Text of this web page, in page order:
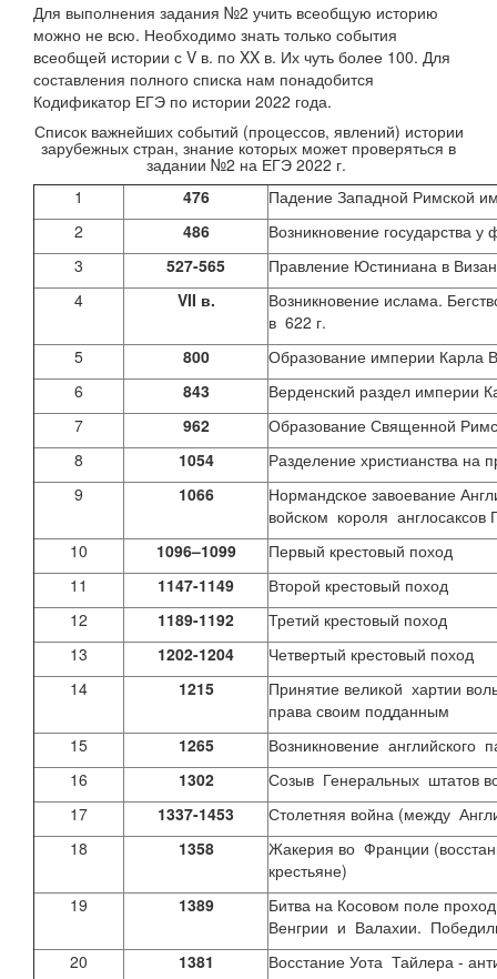
Для выполнения задания №2 учить всеобщую историю
можно не всю. Необходимо знать только события
всеобщей истории с V в. по XX в. Их чуть более 100. Для
составления полного списка нам понадобится
Кодификатор ЕГЭ по истории 2022 года.
Список важнейших событий (процессов, явлений) истории
зарубежных стран, знание которых может проверяться в
задании №2 на ЕГЭ 2022 г.
1
476
Падение Западной Римской
2
486
Возникновение государства у
3
527-565
Правление Юстиниана в
4
VII в.
Возникновение ислама.
в 622 г.
5
800
Образование империи Карла
6
843
Верденский раздел империи
7
962
Образование Священной
8
1054
Разделение христианства на
9
1066
Нормандское завоевание
войском короля
10
1096–1099
Первый крестовый поход
11
1147-1149
Второй крестовый поход
12
1189-1192
Третий крестовый поход
13
1202-1204
Четвертый крестовый поход
14
1215
Принятие великой хартии
права своим подданным
15
1265
Возникновение английского
16
1302
Созыв Генеральных штатов
17
1337-1453
Столетняя война (между
18
1358
Жакерия во Франции
крестьяне)
19
1389
Битва на Косовом поле
Венгрии и Валахии.
20
1381
Восстание Уота Тайлера -